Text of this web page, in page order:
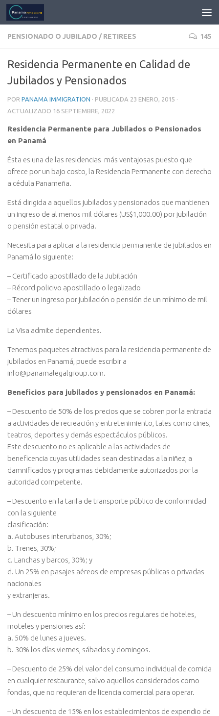
PENSIONADO O JUBILADO / RETIREES 145
Residencia Permanente en Calidad de
Jubilados y Pensionados
POR PANAMA IMMIGRATION · PUBLICADA 23 ENERO, 2015 ·
ACTUALIZADO 16 SEPTIEMBRE, 2022
Residencia Permanente para Jubilados o Pensionados
en Panamá
Ésta es una de las residencias más ventajosas puesto que
ofrece por un bajo costo, la Residencia Permanente con derecho
a cédula Panameña.
Está dirigida a aquellos jubilados y pensionados que mantienen
un ingreso de al menos mil dólares (US$1,000.00) por jubilación
o pensión estatal o privada.
Necesita para aplicar a la residencia permanente de jubilados en
Panamá lo siguiente:
– Certificado apostillado de la Jubilación
– Récord policivo apostillado o legalizado
– Tener un ingreso por jubilación o pensión de un mínimo de mil
dólares
La Visa admite dependientes.
Tenemos paquetes atractivos para la residencia permanente de
jubilados en Panamá, puede escribir a
info@panamalegalgroup.com.
Beneficios para jubilados y pensionados en Panamá:
– Descuento de 50% de los precios que se cobren por la entrada
a actividades de recreación y entretenimiento, tales como cines,
teatros, deportes y demás espectáculos públicos.
Este descuento no es aplicable a las actividades de
beneficencia cuyas utilidades sean destinadas a la niñez, a
damnificados y programas debidamente autorizados por la
autoridad competente.
– Descuento en la tarifa de transporte público de conformidad
con la siguiente
clasificación:
a. Autobuses interurbanos, 30%;
b. Trenes, 30%;
c. Lanchas y barcos, 30%; y
d. Un 25% en pasajes aéreos de empresas públicas o privadas
nacionales
y extranjeras.
– Un descuento mínimo en los precios regulares de hoteles,
moteles y pensiones así:
a. 50% de lunes a jueves.
b. 30% los días viernes, sábados y domingos.
– Descuento de 25% del valor del consumo individual de comida
en cualquier restaurante, salvo aquellos considerados como
fondas, que no requieran de licencia comercial para operar.
– Un descuento de 15% en los establecimientos de expendio de